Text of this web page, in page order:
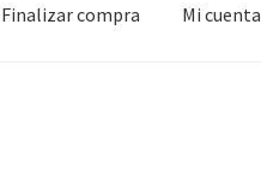
Finalizar compra Mi cuenta